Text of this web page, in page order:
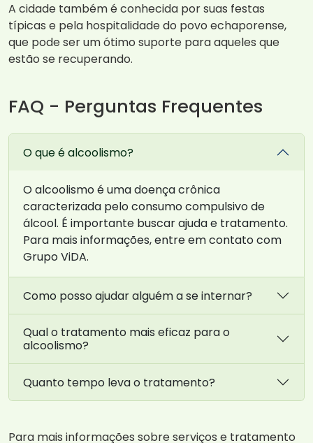
A cidade também é conhecida por suas festas
típicas e pela hospitalidade do povo echaporense,
que pode ser um ótimo suporte para aqueles que
estão se recuperando.
FAQ - Perguntas Frequentes
O que é alcoolismo?
O alcoolismo é uma doença crônica
caracterizada pelo consumo compulsivo de
álcool. É importante buscar ajuda e tratamento.
Para mais informações, entre em contato com
Grupo ViDA.
Como posso ajudar alguém a se internar?
Qual o tratamento mais eficaz para o
alcoolismo?
Quanto tempo leva o tratamento?
Para mais informações sobre serviços e tratamento